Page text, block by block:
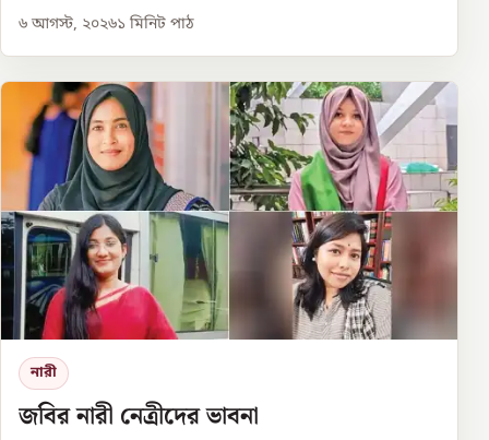
৬ আগস্ট, ২০২৬১ মিনিট পাঠ
নারী
জবির নারী নেত্রীদের ভাবনা